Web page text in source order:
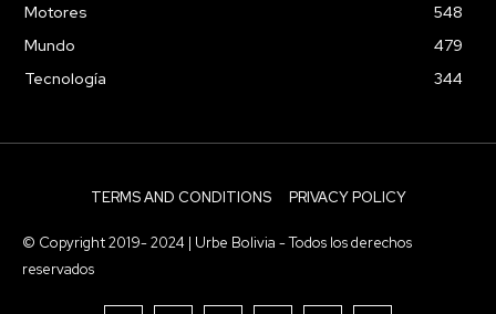
Motores
548
Mundo
479
Tecnología
344
TERMS AND CONDITIONS PRIVACY POLICY
© Copyright 2019- 2024 | Urbe Bolivia - Todos los derechos
reservados